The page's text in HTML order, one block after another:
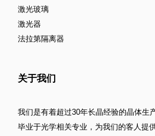
激光玻璃
激光器
法拉第隔离器
关于我们
我们是有着超过30年长晶经验的晶体生
毕业于光学相关专业，为我们的客人提